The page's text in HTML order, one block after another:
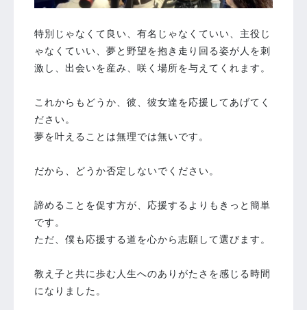
特別じゃなくて良い、有名じゃなくていい、主役じ
ゃなくていい、夢と野望を抱き走り回る姿が人を刺
激し、出会いを産み、咲く場所を与えてくれます。
これからもどうか、彼、彼女達を応援してあげてく
ださい。
夢を叶えることは無理では無いです。
だから、どうか否定しないでください。
諦めることを促す方が、応援するよりもきっと簡単
です。
ただ、僕も応援する道を心から志願して選びます。
教え子と共に歩む人生へのありがたさを感じる時間
になりました。